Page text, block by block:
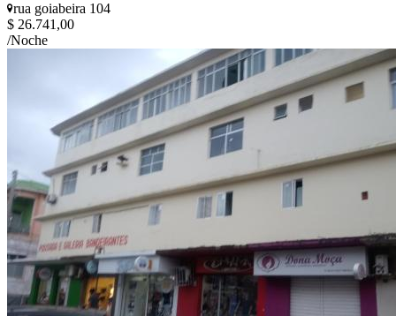
rua goiabeira 104
$ 26.741,00
/Noche